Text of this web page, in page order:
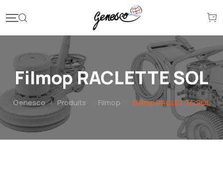
Filmop RACLETTE SOL
Genesco | Produits Filmop Filmop RACLETTE SOL